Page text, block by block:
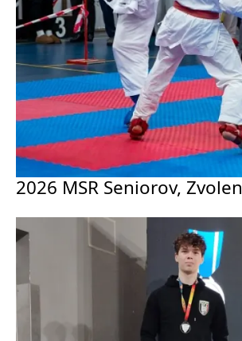
2026 MSR Seniorov, Zvolen